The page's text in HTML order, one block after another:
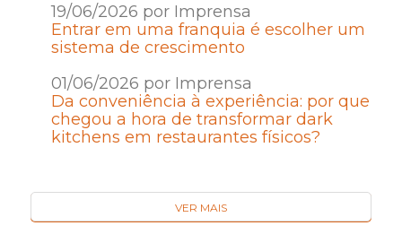
19/06/2026 por Imprensa
Entrar em uma franquia é escolher um
sistema de crescimento
01/06/2026 por Imprensa
Da conveniência à experiência: por que
chegou a hora de transformar dark
kitchens em restaurantes físicos?
VER MAIS